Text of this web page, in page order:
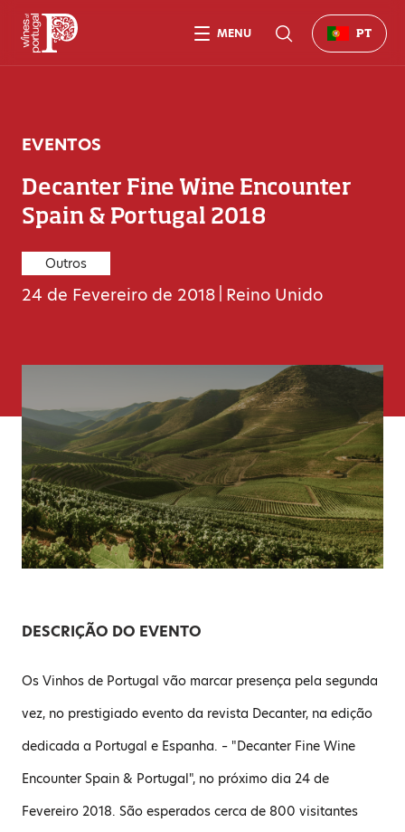
EVENTOS
Decanter Fine Wine Encounter
Spain & Portugal 2018
Outros
24 de Fevereiro de 2018 Reino Unido
DESCRIÇÃO DO EVENTO
Os Vinhos de Portugal vão marcar presença pela segunda
vez, no prestigiado evento da revista Decanter, na edição
dedicada a Portugal e Espanha. – "Decanter Fine Wine
Encounter Spain & Portugal", no próximo dia 24 de
Fevereiro 2018. São esperados cerca de 800 visitantes
MENU PT